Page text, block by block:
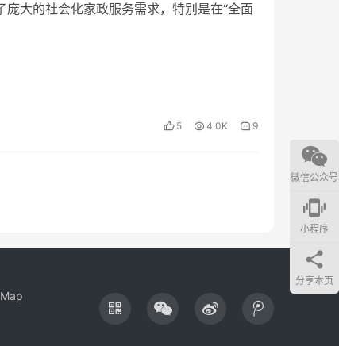
大的社会化家政服务需求，特别是在“全面
5 4.0K 9
微信公众号
edgesensor_high
小程序
分享本页